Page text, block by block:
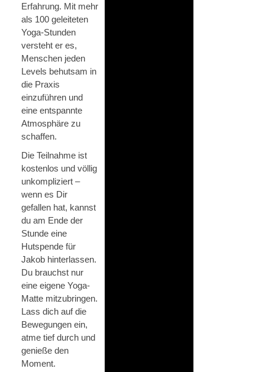
Erfahrung. Mit mehr
als 100 geleiteten
Yoga-Stunden
versteht er es,
Menschen jeden
Levels behutsam in
die Praxis
einzuführen und
eine entspannte
Atmosphäre zu
schaffen.
Die Teilnahme ist
kostenlos und völlig
unkompliziert –
wenn es Dir
gefallen hat, kannst
du am Ende der
Stunde eine
Hutspende für
Jakob hinterlassen.
Du brauchst nur
eine eigene Yoga-
Matte mitzubringen.
Lass dich auf die
Bewegungen ein,
atme tief durch und
genieße den
Moment.